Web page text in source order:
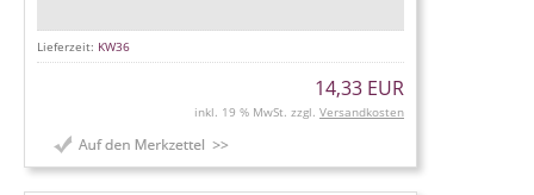
Lieferzeit: KW36
14,33 EUR
inkl. 19 % MwSt. zzgl. Versandkosten